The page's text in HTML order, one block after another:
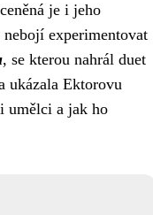
je i jeho
experimentovat
, se kterou nahrál duet
ukázala Ektorovu
umělci a jak ho